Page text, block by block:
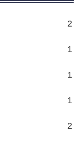
2
1
1
1
2